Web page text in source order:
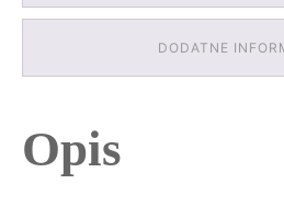
DODATNE
Opis